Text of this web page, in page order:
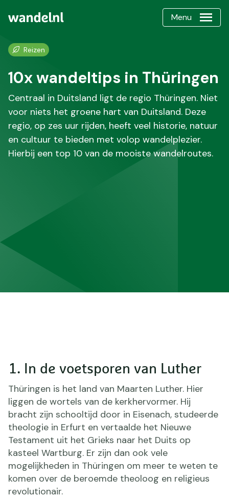
Menu
Reizen
10x wandeltips in Thüringen
Centraal in Duitsland ligt de regio Thüringen. Niet
voor niets het groene hart van Duitsland. Deze
regio, op zes uur rijden, heeft veel historie, natuur
en cultuur te bieden met volop wandelplezier.
Hierbij een top 10 van de mooiste wandelroutes.
1. In de voetsporen van Luther
Thüringen is het land van Maarten Luther. Hier
liggen de wortels van de kerkhervormer. Hij
bracht zijn schooltijd door in Eisenach, studeerde
theologie in Erfurt en vertaalde het Nieuwe
Testament uit het Grieks naar het Duits op
kasteel Wartburg. Er zijn dan ook vele
mogelijkheden in Thüringen om meer te weten te
komen over de beroemde theoloog en religieus
revolutionair.